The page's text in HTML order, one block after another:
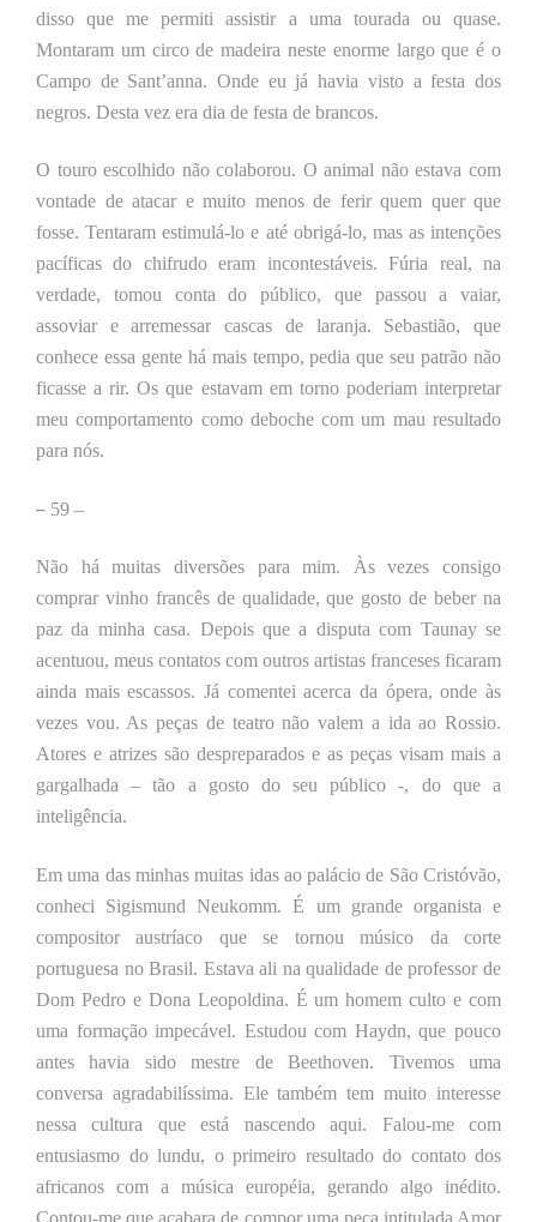
disso que me permiti assistir a uma tourada ou quase.
Montaram um circo de madeira neste enorme largo que é o
Campo de Sant’anna. Onde eu já havia visto a festa dos
negros. Desta vez era dia de festa de brancos.
O touro escolhido não colaborou. O animal não estava com
vontade de atacar e muito menos de ferir quem quer que
fosse. Tentaram estimulá-lo e até obrigá-lo, mas as intenções
pacíficas do chifrudo eram incontestáveis. Fúria real, na
verdade, tomou conta do público, que passou a vaiar,
assoviar e arremessar cascas de laranja. Sebastião, que
conhece essa gente há mais tempo, pedia que seu patrão não
ficasse a rir. Os que estavam em torno poderiam interpretar
meu comportamento como deboche com um mau resultado
para nós.
– 59 –
Não há muitas diversões para mim. Às vezes consigo
comprar vinho francês de qualidade, que gosto de beber na
paz da minha casa. Depois que a disputa com Taunay se
acentuou, meus contatos com outros artistas franceses ficaram
ainda mais escassos. Já comentei acerca da ópera, onde às
vezes vou. As peças de teatro não valem a ida ao Rossio.
Atores e atrizes são despreparados e as peças visam mais a
gargalhada – tão a gosto do seu público -, do que a
inteligência.
Em uma das minhas muitas idas ao palácio de São Cristóvão,
conheci Sigismund Neukomm. É um grande organista e
compositor austríaco que se tornou músico da corte
portuguesa no Brasil. Estava ali na qualidade de professor de
Dom Pedro e Dona Leopoldina. É um homem culto e com
uma formação impecável. Estudou com Haydn, que pouco
antes havia sido mestre de Beethoven. Tivemos uma
conversa agradabilíssima. Ele também tem muito interesse
nessa cultura que está nascendo aqui. Falou-me com
entusiasmo do lundu, o primeiro resultado do contato dos
africanos com a música européia, gerando algo inédito.
Contou-me que acabara de compor uma peça intitulada Amor